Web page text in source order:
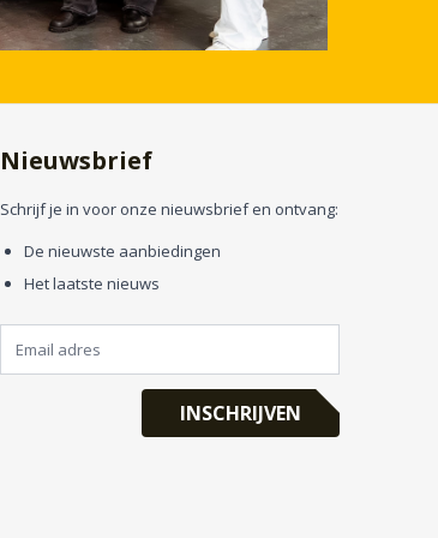
Nieuwsbrief
Schrijf je in voor onze nieuwsbrief en ontvang:
De nieuwste aanbiedingen
Het laatste nieuws
INSCHRIJVEN